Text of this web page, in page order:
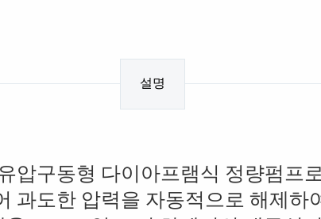
설명
압구동형 다이아프램식 정량펌프
과도한 압력을 자동적으로 해제